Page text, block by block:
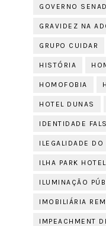
GOVERNO
GRAVIDEZ NA
GRUPO CUIDAR
HISTÓRIA
HOMOFOBIA
HOTEL DUNAS
IDENTIDADE
ILEGALIDADE
ILHA PARK HOTEL
ILUMINAÇÃO
IMOBILIÁRIA
IMPEACHMENT